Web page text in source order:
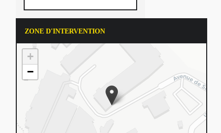
ZONE D'INTERVENTION
+
−